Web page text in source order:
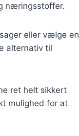
næringsstoffer.
eller vælge en
alternativ til
ret helt sikkert
mulighed for at